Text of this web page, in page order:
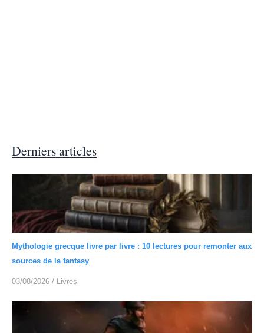
Derniers articles
Mythologie grecque livre par livre : 10 lectures pour remonter aux
sources de la fantasy
03/08/2026 / Livres